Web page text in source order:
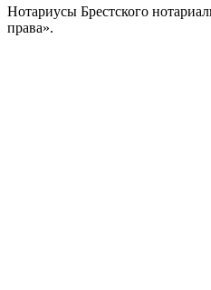
Нотариусы Брестского
права».